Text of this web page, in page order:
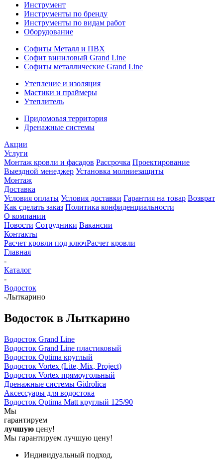
Инструмент
Инструменты по бренду
Инструменты по видам работ
Оборудование
Софиты Металл и ПВХ
Софит виниловый Grand Line
Софиты металлические Grand Line
Утепление и изоляция
Мастики и праймеры
Утеплитель
Придомовая территория
Дренажные системы
Акции
Услуги
Монтаж кровли и фасадов Рассрочка Проектирование
Выездной менеджер Установка молниезащиты
Монтаж
Доставка
Условия оплаты Условия доставки Гарантия на товар Возврат
Как сделать заказ Политика конфиденциальности
О компании
Новости Сотрудники Вакансии
Контакты
Расчет кровли под ключРасчет кровли
Главная
-
Каталог
-
Водосток
-Лыткарино
Водосток в Лыткарино
Водосток Grand Line
Водосток Grand Line пластиковый
Водосток Optima круглый
Водосток Vortex (Lite, Mix, Project)
Водосток Vortex прямоугольный
Дренажные системы Gidrolica
Аксессуары для водостока
Водосток Optima Matt круглый 125/90
Мы
гарантируем
лучшую цену!
Мы гарантируем лучшую цену!
Индивидуальный подход,